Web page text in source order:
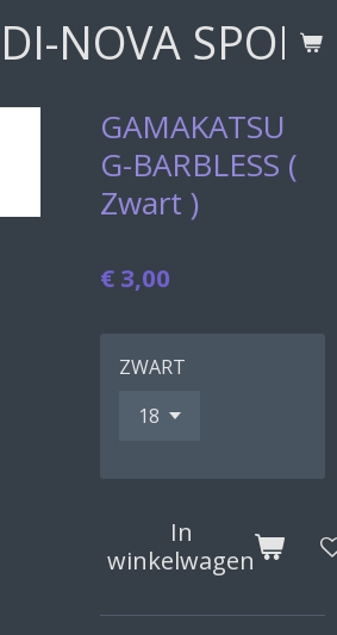
NOVA
GAMAKATSU
G-BARBLESS (
Zwart )
€ 3,00
ZWART
In
winkelwagen